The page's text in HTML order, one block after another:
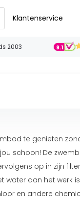
Klantenservice
2003 9.1
te genieten
schoon! De
op in zijn
aan het werk
en andere